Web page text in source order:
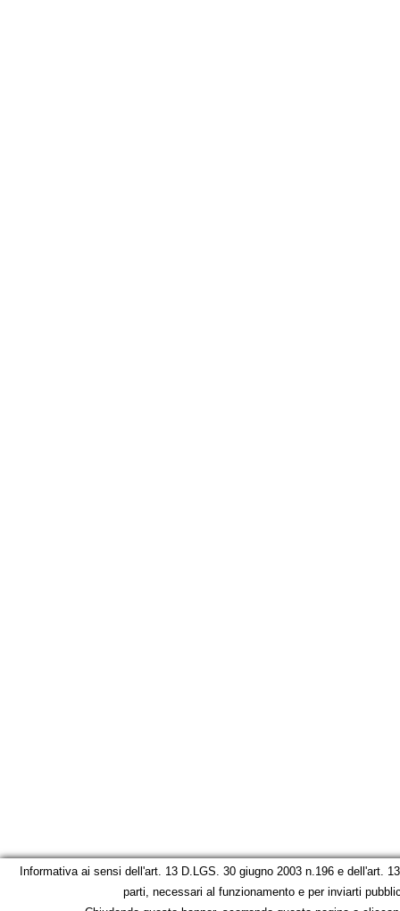
Informativa ai sensi dell'art. 13 D.LGS. 30 giugno 2003 n.196 e dell'art.
parti, necessari al funzionamento e per inviarti